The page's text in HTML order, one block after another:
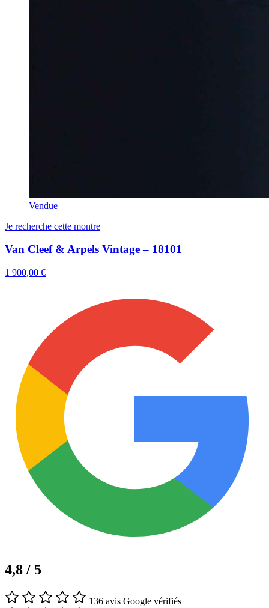
Vendue
Je recherche cette montre
Van Cleef & Arpels Vintage – 18101
1 900,00 €
4,8 / 5
136 avis Google vérifiés